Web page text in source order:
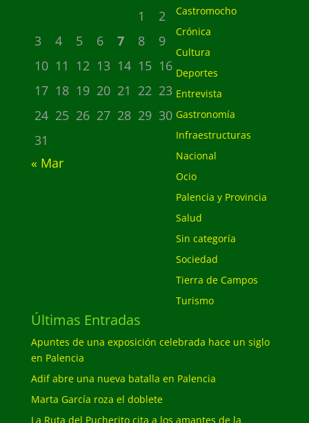
1
2
3
4 5 6 7 8
9
10 11 12 13 14 15 16
17 18 19 20 21 22 23
24 25 26 27 28 29 30
31
« Mar
Castromocho
Crónica
Cultura
Deportes
Entrevista
Gastronomía
Infraestructuras
Nacional
Ocio
Palencia y Provincia
Salud
Sin categoría
Sociedad
Tierra de Campos
Turismo
Últimas Entradas
Apuntes de una exposición celebrada hace un siglo
en Palencia
Adif abre una nueva batalla en Palencia
Marta García roza el doblete
La Ruta del Pucherito cita a los amantes de la